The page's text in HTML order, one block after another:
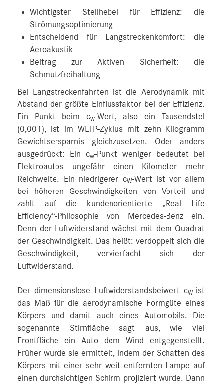
Wichtigster Stellhebel für Effizienz: die
Strömungsoptimierung
Entscheidend für Langstreckenkomfort: die
Aeroakustik
Beitrag zur Aktiven Sicherheit: die
Schmutzfreihaltung
Bei Langstreckenfahrten ist die Aerodynamik mit
Abstand der größte Einflussfaktor bei der Effizienz.
Ein Punkt beim cw-Wert, also ein Tausendstel
(0,001), ist im WLTP-Zyklus mit zehn Kilogramm
Gewichtsersparnis gleichzusetzen. Oder anders
ausgedrückt: Ein cw-Punkt weniger bedeutet bei
Elektroautos ungefähr einen Kilometer mehr
Reichweite. Ein niedrigerer cW-Wert ist vor allem
bei höheren Geschwindigkeiten von Vorteil und
zahlt auf die kundenorientierte „Real Life
Efficiency“-Philosophie von Mercedes‑Benz ein.
Denn der Luftwiderstand wächst mit dem Quadrat
der Geschwindigkeit. Das heißt: verdoppelt sich die
Geschwindigkeit, vervierfacht sich der
Luftwiderstand.
Der dimensionslose Luftwiderstandsbeiwert cW ist
das Maß für die aerodynamische Formgüte eines
Körpers und damit auch eines Automobils. Die
sogenannte Stirnfläche sagt aus, wie viel
Frontfläche ein Auto dem Wind entgegenstellt.
Früher wurde sie ermittelt, indem der Schatten des
Körpers mit einer sehr weit entfernten Lampe auf
einen durchsichtigen Schirm projiziert wurde. Dann